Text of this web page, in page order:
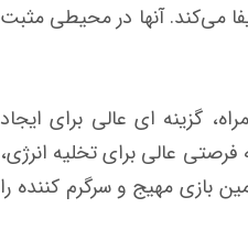
می‌کند. آنها در محیطی مثبت
همراه، گزینه ای عالی برای ایجاد
عالی برای تخلیه انرژی،
بازی مهیج و سرگرم کننده را